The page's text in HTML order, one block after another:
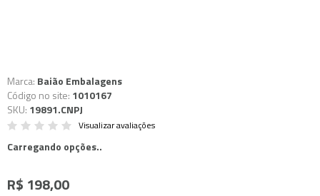
Marca: Baião Embalagens
Código no site: 1010167
SKU: 19891.CNPJ
Visualizar avaliações
Carregando opções..
R$ 198,00